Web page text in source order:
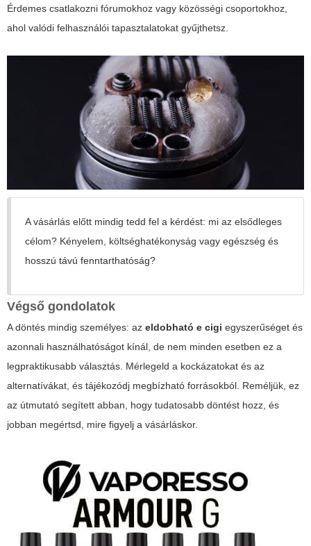
Érdemes csatlakozni fórumokhoz vagy közösségi csoportokhoz,
ahol valódi felhasználói tapasztalatokat gyűjthetsz.
A vásárlás előtt mindig tedd fel a kérdést: mi az elsődleges
célom? Kényelem, költséghatékonyság vagy egészség és
hosszú távú fenntarthatóság?
Végső gondolatok
A döntés mindig személyes: az eldobható e cigi egyszerűséget és
azonnali használhatóságot kínál, de nem minden esetben ez a
legpraktikusabb választás. Mérlegeld a kockázatokat és az
alternatívákat, és tájékozódj megbízható forrásokból. Reméljük, ez
az útmutató segített abban, hogy tudatosabb döntést hozz, és
jobban megértsd, mire figyelj a vásárláskor.